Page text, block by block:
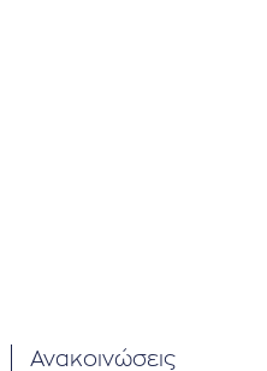
Ανακοινώσεις